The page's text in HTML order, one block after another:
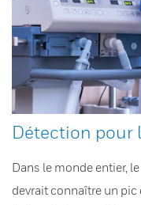
Détection pour
Dans le monde entier,
devrait connaître un pic